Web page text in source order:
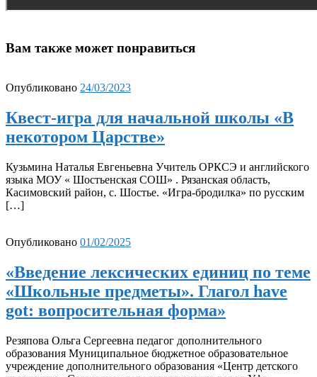
Вам также может понравиться
Опубликовано 24/03/2023
Квест-игра для начальной школы «В
некотором Царстве»
Кузьмина Наталья Евгеньевна Учитель ОРКСЭ и английского
языка МОУ « Шостьенская СОШ» . Рязанская область,
Касимовский район, с. Шостье. «Игра-бродилка» по русским
[…]
Опубликовано 01/02/2025
«Введение лексических единиц по теме
«Школьные предметы». Глагол have
got: вопросительная форма»
Резяпова Ольга Сергеевна педагог дополнительного
образования Муниципальное бюджетное образовательное
учреждение дополнительного образования «Центр детского